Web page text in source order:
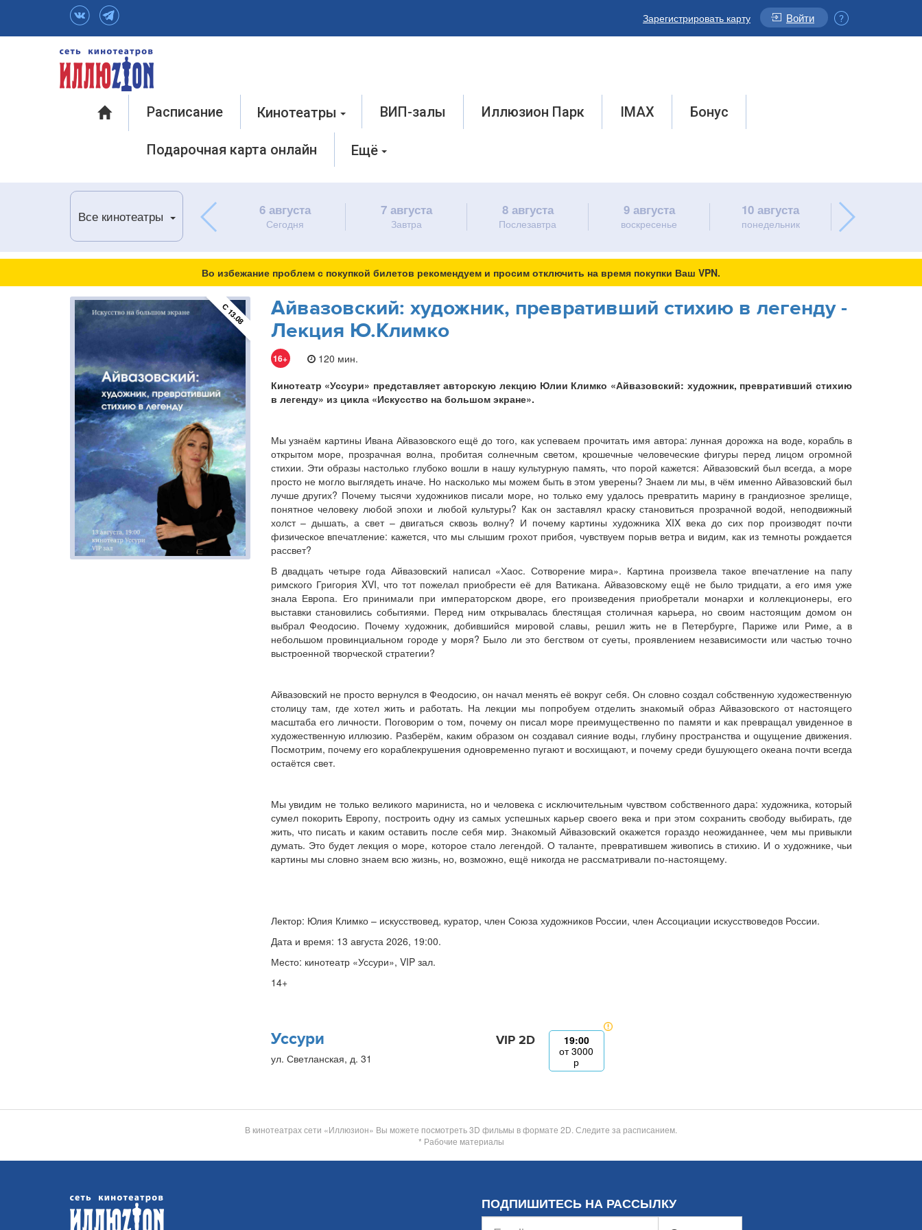
Зарегистрировать карту Войти
Расписание Кинотеатры ВИП-залы Иллюзион Парк IMAX Бонус
Подарочная карта онлайн Ещё
Все кинотеатры 6 августа
Сегодня
7 августа
Завтра
8 августа
Послезавтра
9 августа
воскресенье
10 августа
понедельник
Во избежание проблем с покупкой билетов рекомендуем и просим отключить на время покупки Ваш VPN.
С 13.08
Айвазовский: художник, превративший стихию в легенду -
Лекция Ю.Климко
16+
120 мин.
Кинотеатр «Уссури» представляет авторскую лекцию Юлии Климко «Айвазовский: художник, превративший стихию
в легенду» из цикла «Искусство на большом экране».
Мы узнаём картины Ивана Айвазовского ещё до того, как успеваем прочитать имя автора: лунная дорожка на воде, корабль в
открытом море, прозрачная волна, пробитая солнечным светом, крошечные человеческие фигуры перед лицом огромной
стихии. Эти образы настолько глубоко вошли в нашу культурную память, что порой кажется: Айвазовский был всегда, а море
просто не могло выглядеть иначе. Но насколько мы можем быть в этом уверены? Знаем ли мы, в чём именно Айвазовский был
лучше других? Почему тысячи художников писали море, но только ему удалось превратить марину в грандиозное зрелище,
понятное человеку любой эпохи и любой культуры? Как он заставлял краску становиться прозрачной водой, неподвижный
холст – дышать, а свет – двигаться сквозь волну? И почему картины художника XIX века до сих пор производят почти
физическое впечатление: кажется, что мы слышим грохот прибоя, чувствуем порыв ветра и видим, как из темноты рождается
рассвет?
В двадцать четыре года Айвазовский написал «Хаос. Сотворение мира». Картина произвела такое впечатление на папу
римского Григория XVI, что тот пожелал приобрести её для Ватикана. Айвазовскому ещё не было тридцати, а его имя уже
знала Европа. Его принимали при императорском дворе, его произведения приобретали монархи и коллекционеры, его
выставки становились событиями. Перед ним открывалась блестящая столичная карьера, но своим настоящим домом он
выбрал Феодосию. Почему художник, добившийся мировой славы, решил жить не в Петербурге, Париже или Риме, а в
небольшом провинциальном городе у моря? Было ли это бегством от суеты, проявлением независимости или частью точно
выстроенной творческой стратегии?
Айвазовский не просто вернулся в Феодосию, он начал менять её вокруг себя. Он словно создал собственную художественную
столицу там, где хотел жить и работать. На лекции мы попробуем отделить знакомый образ Айвазовского от настоящего
масштаба его личности. Поговорим о том, почему он писал море преимущественно по памяти и как превращал увиденное в
художественную иллюзию. Разберём, каким образом он создавал сияние воды, глубину пространства и ощущение движения.
Посмотрим, почему его кораблекрушения одновременно пугают и восхищают, и почему среди бушующего океана почти всегда
остаётся свет.
Мы увидим не только великого мариниста, но и человека с исключительным чувством собственного дара: художника, который
сумел покорить Европу, построить одну из самых успешных карьер своего века и при этом сохранить свободу выбирать, где
жить, что писать и каким оставить после себя мир. Знакомый Айвазовский окажется гораздо неожиданнее, чем мы привыкли
думать. Это будет лекция о море, которое стало легендой. О таланте, превратившем живопись в стихию. И о художнике, чьи
картины мы словно знаем всю жизнь, но, возможно, ещё никогда не рассматривали по-настоящему.
Лектор: Юлия Климко – искусствовед, куратор, член Союза художников России, член Ассоциации искусствоведов России.
Дата и время: 13 августа 2026, 19:00.
Место: кинотеатр «Уссури», VIP зал.
14+
Уссури
ул. Светланская, д. 31
VIP 2D
19:00
от3000
р
В кинотеатрах сети «Иллюзион» Вы можете посмотреть 3D фильмы в формате 2D. Следите за расписанием.
* Рабочие материалы
ПОДПИШИТЕСЬ НА РАССЫЛКУ